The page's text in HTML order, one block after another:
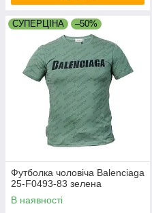
СУПЕРЦІНА –50%
Футболка чоловіча Balenciaga
25-F0493-83 зелена
В наявності